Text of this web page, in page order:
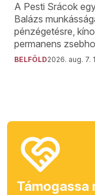
A Pesti Srácok
Balázs
pénzégetésre,
permanens
BELFÖLD2026. aug. 7.
Támogassa